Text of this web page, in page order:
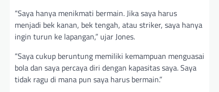
“Saya hanya menikmati bermain. Jika saya harus
menjadi bek kanan, bek tengah, atau striker, saya hanya
ingin turun ke lapangan,” ujar Jones.
“Saya cukup beruntung memiliki kemampuan menguasai
bola dan saya percaya diri dengan kapasitas saya. Saya
tidak ragu di mana pun saya harus bermain.”